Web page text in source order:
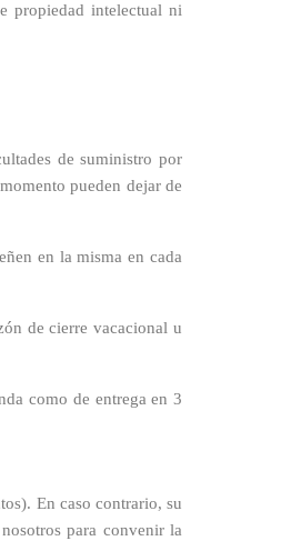
propiedad intelectual ni
de suministro por
pueden dejar de
en la misma en cada
de cierre vacacional u
como de entrega en 3
En caso contrario, su
para convenir la